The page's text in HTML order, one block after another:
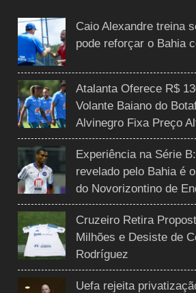
Caio Alexandre treina
pode reforçar o Bahia
Atalanta Oferece R$
Volante Baiano do
Alvinegro Fixa Preço
Experiência na Série
revelado pelo Bahia é
do Novorizontino de
Cruzeiro Retira
Milhões e Desiste de
Rodríguez
Uefa rejeita